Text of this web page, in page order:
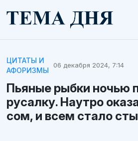
ЦИТАТЫ И
АФОРИЗМЫ
06 декабря 2024, 7:14
Пьяные рыбки ночью
русалку. Наутро
сом, и всем стало